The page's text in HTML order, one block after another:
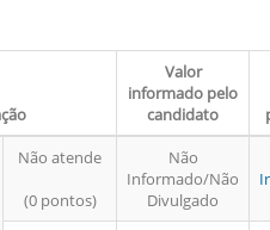
Valor
informado pelo
candidato
Não atende
(0 pontos)
Não
Informado/Não
Divulgado